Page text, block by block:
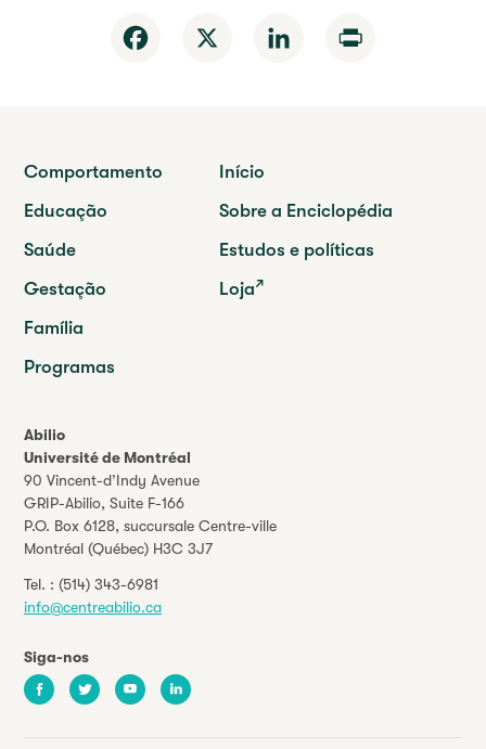
Facebook LinkedIn
Abilio
Université de Montréal
90 Vincent-d’Indy Avenue
GRIP-Abilio, Suite F-166
P.O. Box 6128, succursale Centre-ville
Montréal (Québec) H3C 3J7
Tel. : (514) 343-6981
info@centreabilio.ca
Siga-nos
FacebookTwitter YoutubeLinkedIn
Comportamento
Educação
Saúde
Gestação
Família
Programas
Início
Sobre a Enciclopédia
Estudos e políticas
Loja